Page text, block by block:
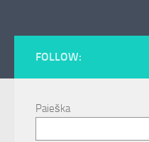
FOLLOW:
Paieška